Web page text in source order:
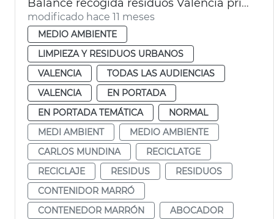
Balance recogida residuos València primer semestre 2025
modificado hace 11 meses
MEDIO AMBIENTE
LIMPIEZA Y RESIDUOS URBANOS
VALENCIA
TODAS LAS AUDIENCIAS
VALENCIA
EN PORTADA
EN PORTADA TEMÁTICA
NORMAL
MEDI AMBIENT
MEDIO AMBIENTE
CARLOS MUNDINA
RECICLATGE
RECICLAJE
RESIDUS
RESIDUOS
CONTENIDOR MARRÓ
CONTENEDOR MARRÓN
ABOCADOR